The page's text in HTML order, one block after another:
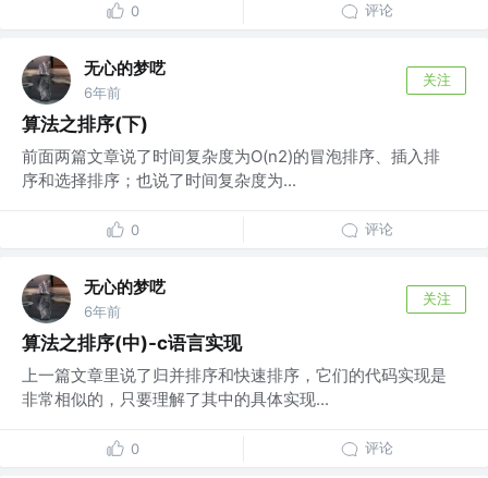
0 评论
无心的梦呓
6年前
关注
算法之排序(下)
前面两篇文章说了时间复杂度为O(n2)的冒泡排序、插入排
序和选择排序；也说了时间复杂度为...
0 评论
无心的梦呓
6年前
关注
算法之排序(中)-c语言实现
上一篇文章里说了归并排序和快速排序，它们的代码实现是
非常相似的，只要理解了其中的具体实现...
0 评论